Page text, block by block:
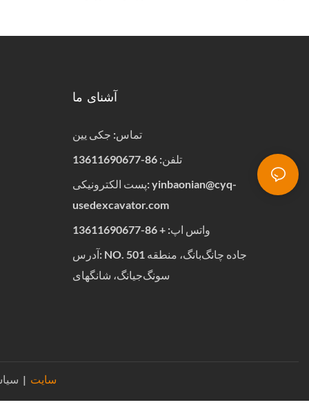
آشنای ما
تماس: جکی یین
تلفن: 86-13611690677
پست الکترونیکی:yinbaonian@cyq-
usedexcavator.com
واتس اپ:+
86-13611690677
آدرس: NO. 501 جاده چانگ‌بانگ، منطقه
سونگ‌جیانگ، شانگهای
سایت |